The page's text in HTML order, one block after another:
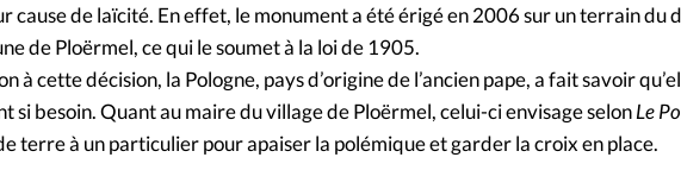
cause de laïcité. En effet, le monument a été érigé en 2006 sur un terrain du
de Ploërmel, ce qui le soumet à la loi de 1905.
à cette décision, la Pologne, pays d’origine de l’ancien pape, a fait savoir
si besoin. Quant au maire du village de Ploërmel, celui-ci envisage selonLe
terre à un particulier pour apaiser la polémique et garder la croix en place.